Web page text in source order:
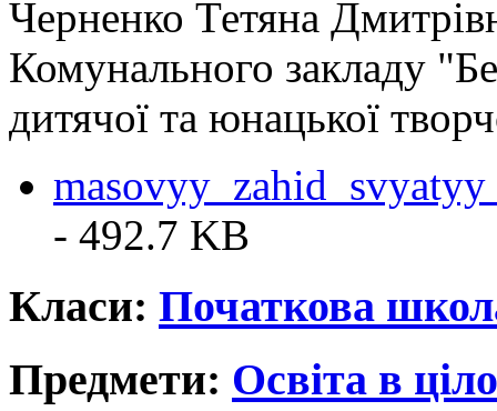
Черненко Тетяна
Комунального закладу
дитячої та юнацької
- 492.7 KB
Класи: Початкова
Предмети: Освіта в